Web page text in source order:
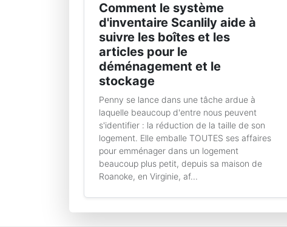
Comment le système
d'inventaire Scanlily aide à
suivre les boîtes et les
articles pour le
déménagement et le
stockage
Penny se lance dans une tâche ardue à
laquelle beaucoup d'entre nous peuvent
s'identifier : la réduction de la taille de son
logement. Elle emballe TOUTES ses affaires
pour emménager dans un logement
beaucoup plus petit, depuis sa maison de
Roanoke, en Virginie, af...